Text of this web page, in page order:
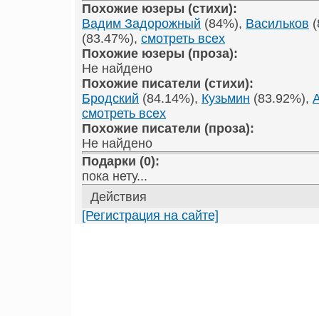
Похожие юзеры (стихи):
Вадим Задорожный (84%), Васильков
(83.47%), смотреть всех
Похожие юзеры (проза):
Не найдено
Похожие писатели (стихи):
Бродский (84.14%), Кузьмин (83.92%),
смотреть всех
Похожие писатели (проза):
Не найдено
Подарки (0):
пока нету...
Действия
[Регистрация на сайте]